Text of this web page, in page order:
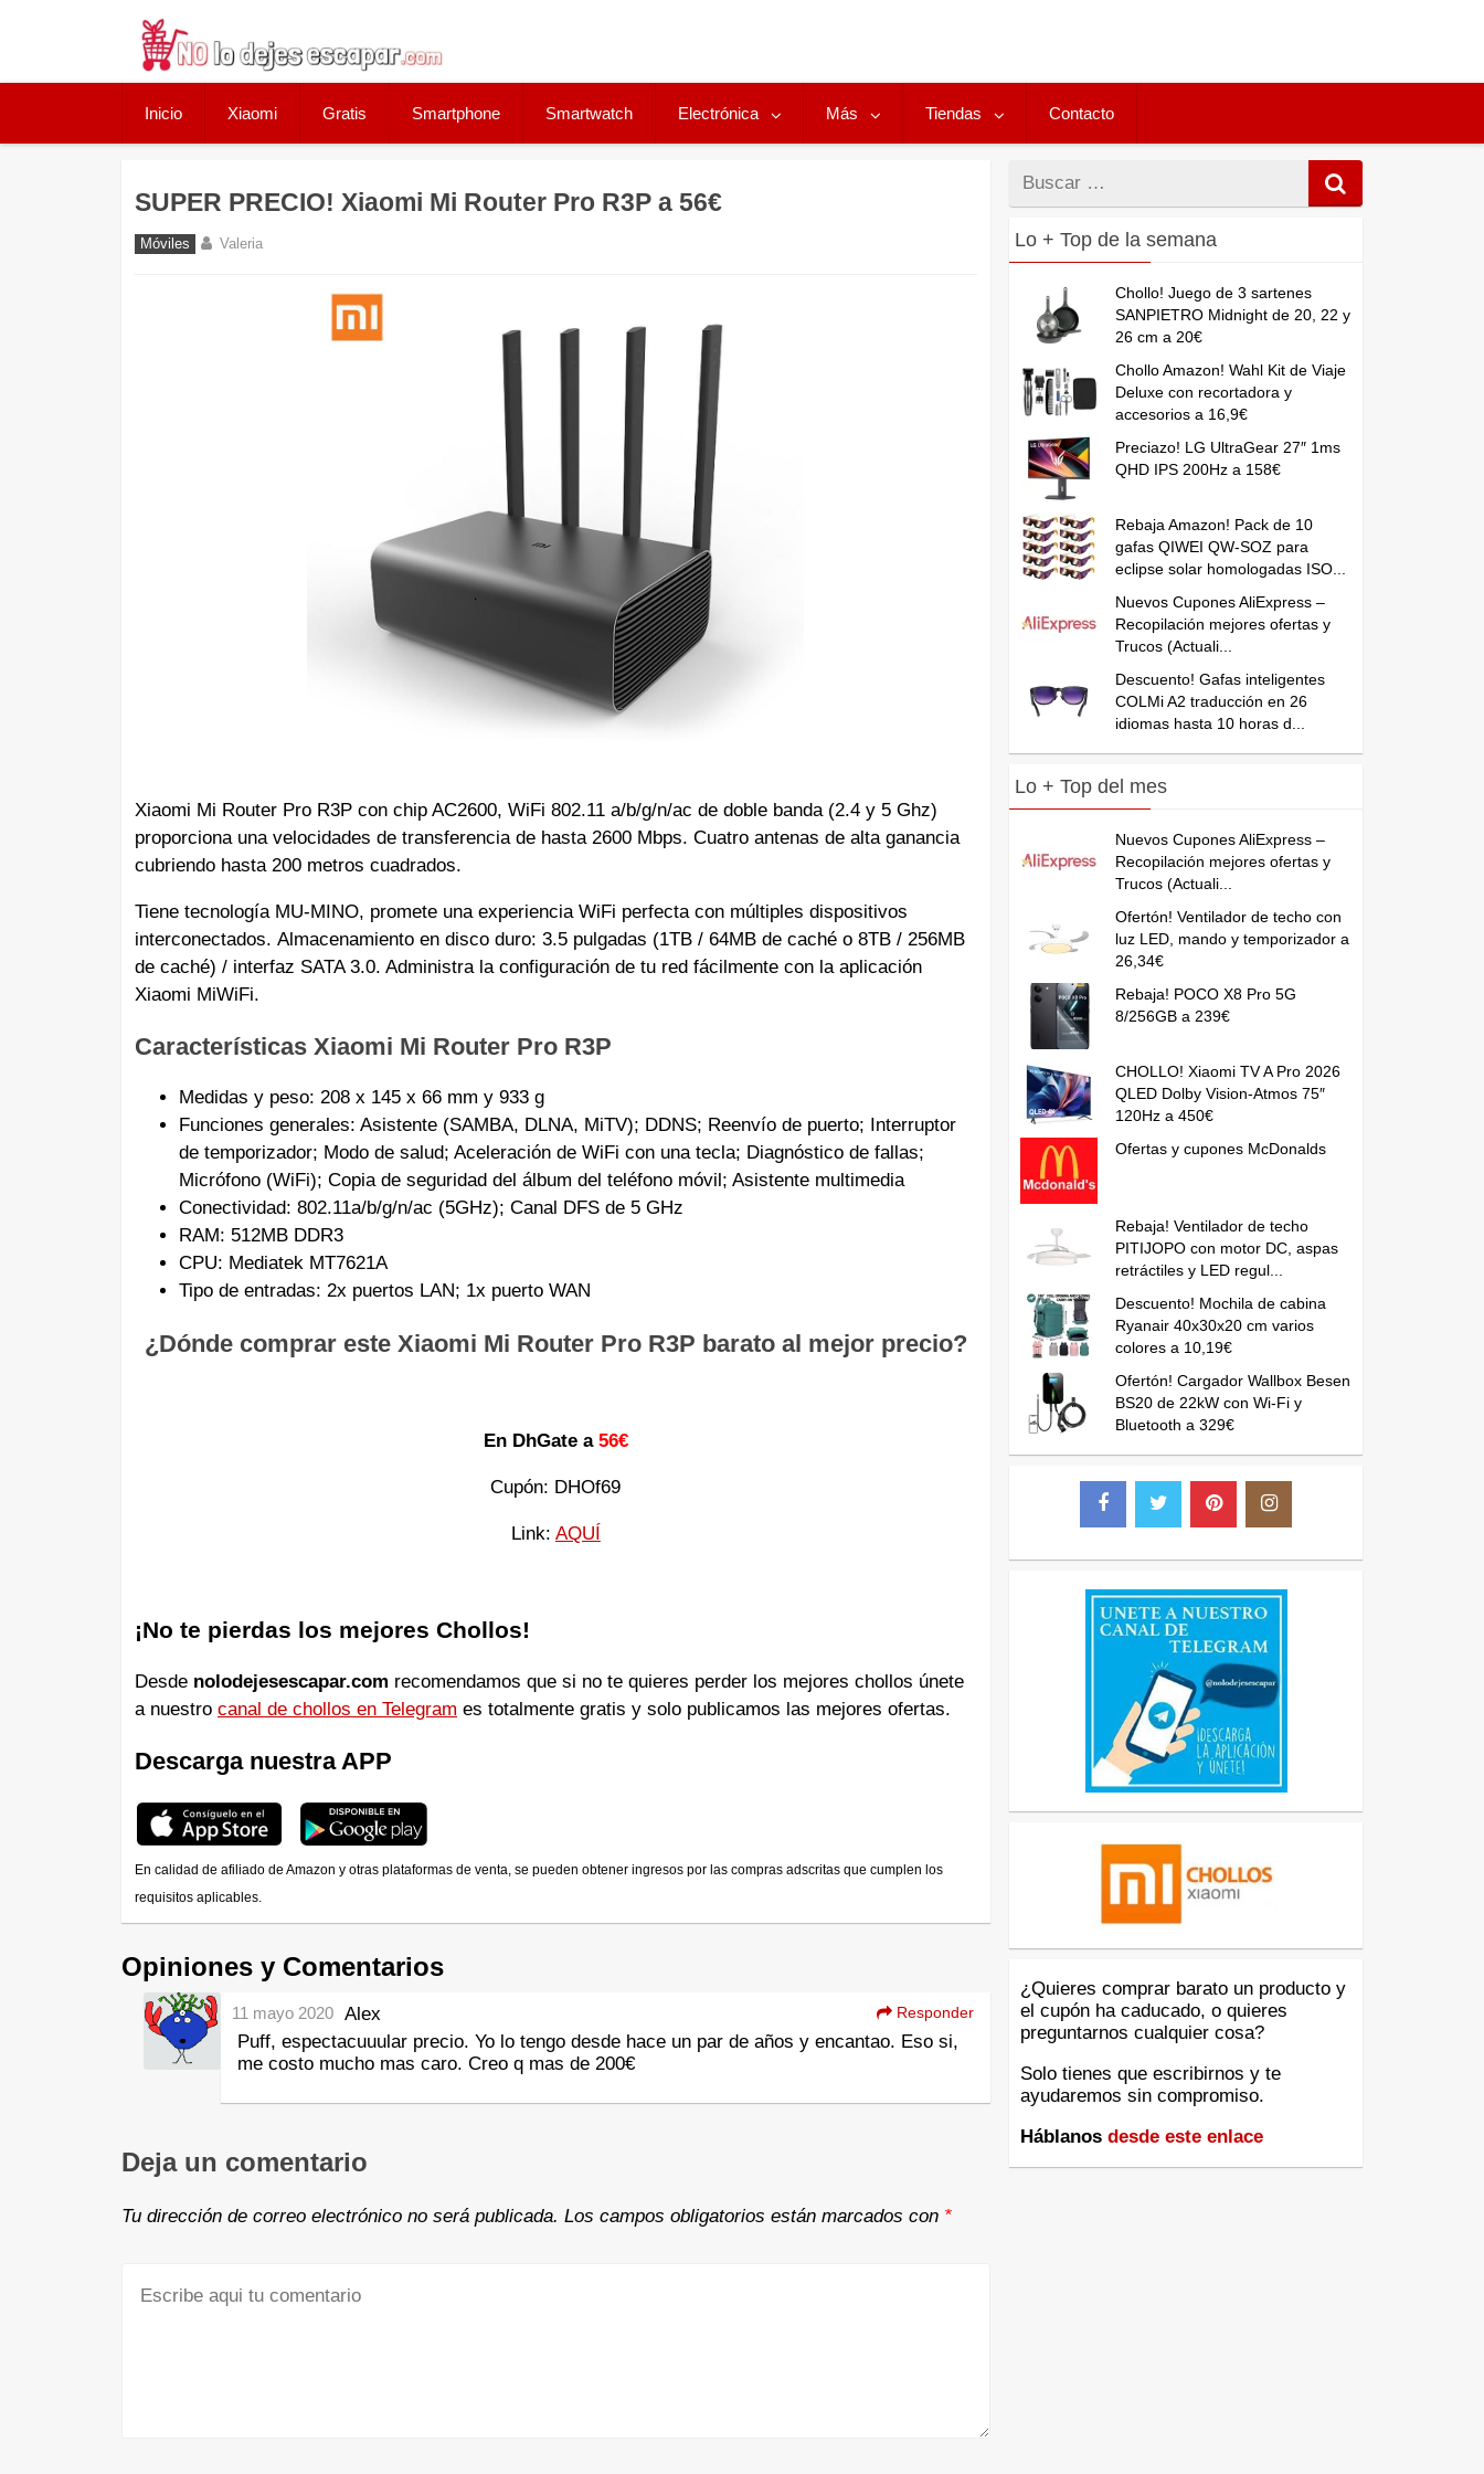
Inicio Xiaomi Gratis Smartphone Smartwatch Electrónica Más Tiendas Contacto
SUPER PRECIO! Xiaomi Mi Router Pro R3P a 56€
Móviles Valeria
Xiaomi Mi Router Pro R3P con chip AC2600, WiFi 802.11 a/b/g/n/ac de doble banda (2.4 y 5 Ghz)
proporciona una velocidades de transferencia de hasta 2600 Mbps. Cuatro antenas de alta ganancia
cubriendo hasta 200 metros cuadrados.
Tiene tecnología MU-MINO, promete una experiencia WiFi perfecta con múltiples dispositivos
interconectados. Almacenamiento en disco duro: 3.5 pulgadas (1TB / 64MB de caché o 8TB / 256MB
de caché) / interfaz SATA 3.0. Administra la configuración de tu red fácilmente con la aplicación
Xiaomi MiWiFi.
Características Xiaomi Mi Router Pro R3P
Medidas y peso: 208 x 145 x 66 mm y 933 g
Funciones generales: Asistente (SAMBA, DLNA, MiTV); DDNS; Reenvío de puerto; Interruptor
de temporizador; Modo de salud; Aceleración de WiFi con una tecla; Diagnóstico de fallas;
Micrófono (WiFi); Copia de seguridad del álbum del teléfono móvil; Asistente multimedia
Conectividad: 802.11a/b/g/n/ac (5GHz); Canal DFS de 5 GHz
RAM: 512MB DDR3
CPU: Mediatek MT7621A
Tipo de entradas: 2x puertos LAN; 1x puerto WAN
¿Dónde comprar este Xiaomi Mi Router Pro R3P barato al mejor precio?
En DhGate a 56€
Cupón: DHOf69
Link: AQUÍ
¡No te pierdas los mejores Chollos!
Desde nolodejesescapar.com recomendamos que si no te quieres perder los mejores chollos únete
a nuestro canal de chollos en Telegram es totalmente gratis y solo publicamos las mejores ofertas.
Descarga nuestra APP
En calidad de afiliado de Amazon y otras plataformas de venta, se pueden obtener ingresos por las compras adscritas que cumplen los
requisitos aplicables.
Opiniones y Comentarios
Alex
11 mayo 2020 Responder
Puff, espectacuuular precio. Yo lo tengo desde hace un par de años y encantao. Eso si,
me costo mucho mas caro. Creo q mas de 200€
Deja un comentario
Tu dirección de correo electrónico no será publicada. Los campos obligatorios están marcados con *
Buscar
por
Lo + Top de la semana
Chollo! Juego de 3 sartenes
SANPIETRO Midnight de 20, 22 y
26 cm a 20€
Chollo Amazon! Wahl Kit de Viaje
Deluxe con recortadora y
accesorios a 16,9€
Preciazo! LG UltraGear 27″ 1ms
QHD IPS 200Hz a 158€
Rebaja Amazon! Pack de 10
gafas QIWEI QW-SOZ para
eclipse solar homologadas ISO...
Nuevos Cupones AliExpress –
Recopilación mejores ofertas y
Trucos (Actuali...
Descuento! Gafas inteligentes
COLMi A2 traducción en 26
idiomas hasta 10 horas d...
Lo + Top del mes
Nuevos Cupones AliExpress –
Recopilación mejores ofertas y
Trucos (Actuali...
Ofertón! Ventilador de techo con
luz LED, mando y temporizador a
26,34€
Rebaja! POCO X8 Pro 5G
8/256GB a 239€
CHOLLO! Xiaomi TV A Pro 2026
QLED Dolby Vision-Atmos 75″
120Hz a 450€
Ofertas y cupones McDonalds
Rebaja! Ventilador de techo
PITIJOPO con motor DC, aspas
retráctiles y LED regul...
Descuento! Mochila de cabina
Ryanair 40x30x20 cm varios
colores a 10,19€
Ofertón! Cargador Wallbox Besen
BS20 de 22kW con Wi-Fi y
Bluetooth a 329€
¿Quieres comprar barato un producto y
el cupón ha caducado, o quieres
preguntarnos cualquier cosa?
Solo tienes que escribirnos y te
ayudaremos sin compromiso.
Háblanos desde este enlace